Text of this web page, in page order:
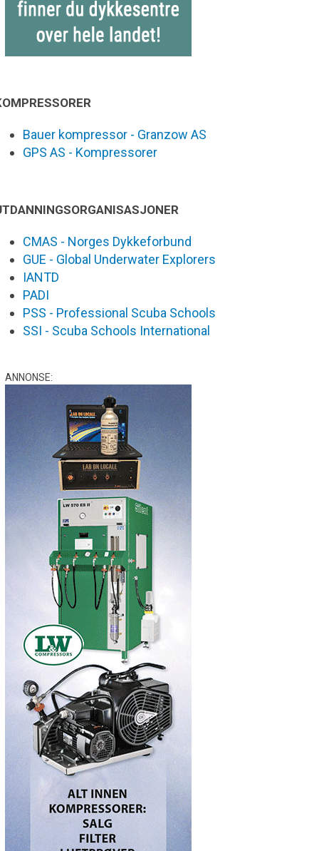
Bauer kompressor - Granzow AS
GPS AS - Kompressorer
CMAS - Norges Dykkeforbund
GUE - Global Underwater Explorers
IANTD
PADI
PSS - Professional Scuba Schools
SSI - Scuba Schools International
ANNONSE: